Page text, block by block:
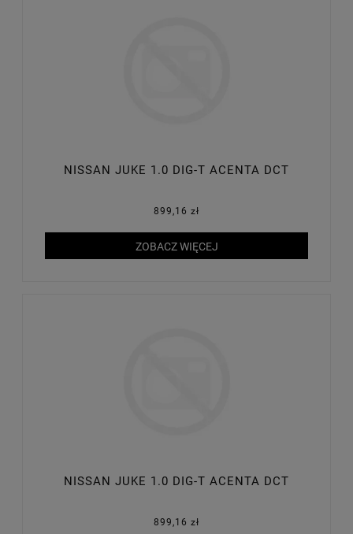
NISSAN JUKE 1.0 DIG-T ACENTA DCT
899,16 zł
ZOBACZ WIĘCEJ
NISSAN JUKE 1.0 DIG-T ACENTA DCT
899,16 zł